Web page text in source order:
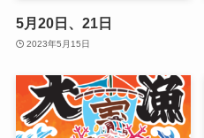
5月20日、21日
2023年5月15日